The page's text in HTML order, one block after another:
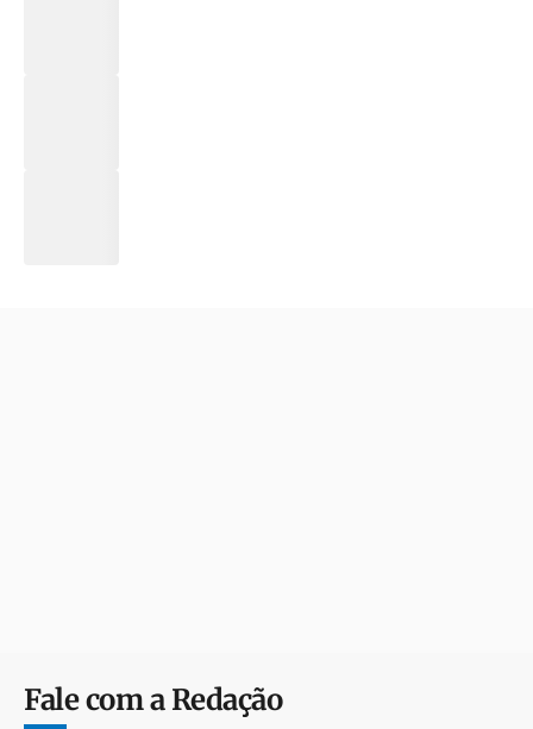
Fale com a Redação